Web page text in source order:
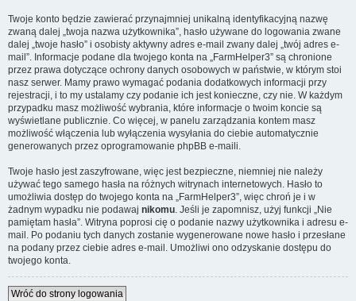
Twoje konto będzie zawierać przynajmniej unikalną identyfikacyjną nazwę
zwaną dalej „twoja nazwa użytkownika”, hasło używane do logowania zwane
dalej „twoje hasło” i osobisty aktywny adres e-mail zwany dalej „twój adres e-
mail”. Informacje podane dla twojego konta na „FarmHelper3” są chronione
przez prawa dotyczące ochrony danych osobowych w państwie, w którym stoi
nasz serwer. Mamy prawo wymagać podania dodatkowych informacji przy
rejestracji, i to my ustalamy czy podanie ich jest konieczne, czy nie. W każdym
przypadku masz możliwość wybrania, które informacje o twoim koncie są
wyświetlane publicznie. Co więcej, w panelu zarządzania kontem masz
możliwość włączenia lub wyłączenia wysyłania do ciebie automatycznie
generowanych przez oprogramowanie phpBB e-maili.
Twoje hasło jest zaszyfrowane, więc jest bezpieczne, niemniej nie należy
używać tego samego hasła na różnych witrynach internetowych. Hasło to
umożliwia dostęp do twojego konta na „FarmHelper3”, więc chroń je i w
żadnym wypadku nie podawaj nikomu. Jeśli je zapomnisz, użyj funkcji „Nie
pamiętam hasła”. Witryna poprosi cię o podanie nazwy użytkownika i adresu e-
mail. Po podaniu tych danych zostanie wygenerowane nowe hasło i przesłane
na podany przez ciebie adres e-mail. Umożliwi ono odzyskanie dostępu do
twojego konta.
Wróć do strony logowania